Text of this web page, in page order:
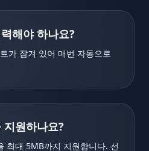
해야 하나요?
가 잠겨 있어 매번 자동으로
원하나요?
최대 5MB까지 지원합니다. 선